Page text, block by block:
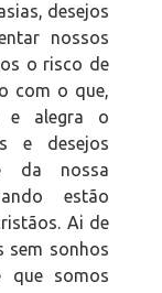
desejos
nossos
o risco de
com o que,
e alegra o
e desejos
da nossa
estão
Ai de
sem sonhos
que somos